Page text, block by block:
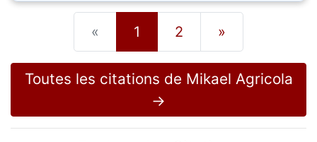
« 1 2 »
Toutes les citations de Mikael Agricola
→